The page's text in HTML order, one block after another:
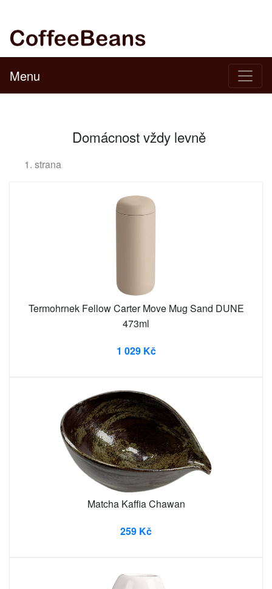
Menu
Domácnost vždy levně
1. strana
Termohrnek Fellow Carter Move Mug Sand DUNE
473ml
1 029 Kč
Matcha Kaffia Chawan
259 Kč